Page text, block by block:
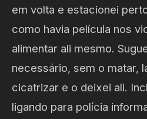
em volta e estacionei
como havia película nos
alimentar ali mesmo.
necessário, sem o matar,
cicatrizar e o deixei ali.
ligando para polícia